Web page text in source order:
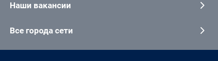
Наши вакансии
Все города сети